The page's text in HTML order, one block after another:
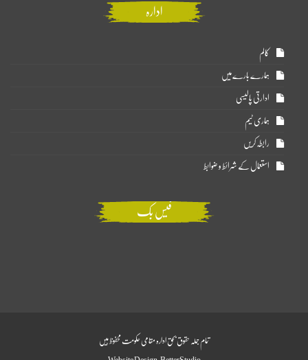
ادارہ
کالم
ہمارے بارے میں
ادارتی پالیسی
ہماری ٹیم
رابطہ کریں
استعمال کے شرائط و ضوابط
فیس بک
تمام جملہ حقوق بحق ادارہ مقامی حکومت محفوظ ہیں